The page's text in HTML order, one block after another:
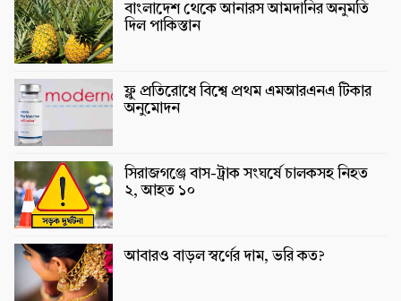
বাংলাদেশ থেকে আনারস আমদানির অনুমতি
দিল পাকিস্তান
ফ্লু প্রতিরোধে বিশ্বে প্রথম এমআরএনএ টিকার
অনুমোদন
সিরাজগঞ্জে বাস-ট্রাক সংঘর্ষে চালকসহ নিহত
২, আহত ১০
আবারও বাড়ল স্বর্ণের দাম, ভরি কত?